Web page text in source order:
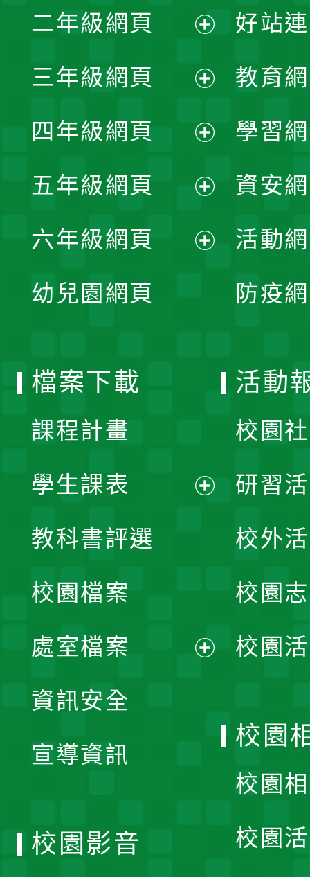
開
選
單
二年級網頁
開
選
單
三年級網頁
開
選
單
四年級網頁
開
選
五年級網頁
開
六年級網頁
幼兒園網頁
好站
教育
學習
資安
活動
防疫
檔案下載
課程計畫
學生課表
單
教科書評選
校園檔案
處室檔案
資訊安全
宣導資訊
活動
校園
研習
校外
校園
校園
校園
校園
校園
校園影音